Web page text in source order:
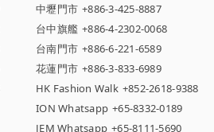
中壢門市 +886-3-425-8887
台中旗艦 +886-4-2302-0068
台南門市 +886-6-221-6589
花蓮門市 +886-3-833-6989
HK Fashion Walk +852-2618-9388
ION Whatsapp +65-8332-0189
JEM Whatsapp +65-8111-5690